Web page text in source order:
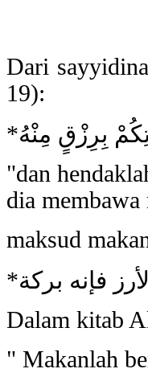
Dari
19):
"dan
dia
maksud
Dalam kitab
" Makanlah